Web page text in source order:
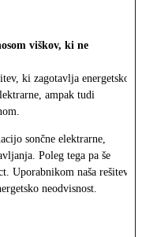
viškov, ki ne
ki zagotavlja energetsko
ampak tudi
sončne elektrarne,
Poleg tega pa še
Uporabnikom naša rešitev
neodvisnost.